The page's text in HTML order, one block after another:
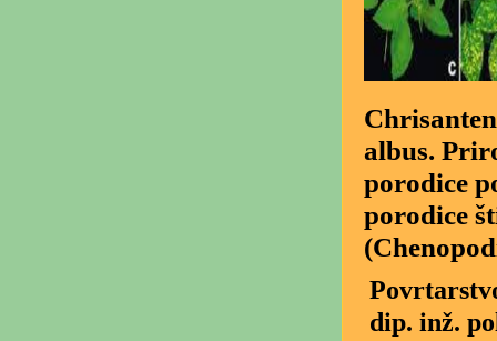
albus.
porodice
porodice
dip. inž.